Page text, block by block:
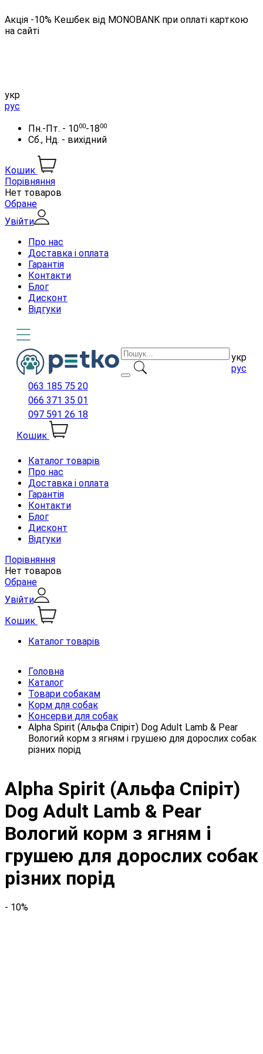
Акція -10% Кешбек від MONOBANK при оплаті карткою
на сайті
укр
рус
Пн.-Пт. - 1000-1800
Сб., Нд. - вихідний
Кошик
Порівняння
Нет товаров
Обране
Увійти
Про нас
Доставка і оплата
Гарантія
Контакти
Блог
Дисконт
Відгуки
укр
рус
063 185 75 20
066 371 35 01
097 591 26 18
Кошик
Каталог товарів
Про нас
Доставка і оплата
Гарантія
Контакти
Блог
Дисконт
Відгуки
Порівняння
Нет товаров
Обране
Увійти
Кошик
Каталог товарів
Головна
Каталог
Товари собакам
Корм для собак
Консерви для собак
Alpha Spirit (Альфа Спіріт) Dog Adult Lamb & Pear
Вологий корм з ягням і грушею для дорослих собак
різних порід
Alpha Spirit (Альфа Спіріт)
Dog Adult Lamb & Pear
Вологий корм з ягням і
грушею для дорослих собак
різних порід
- 10%